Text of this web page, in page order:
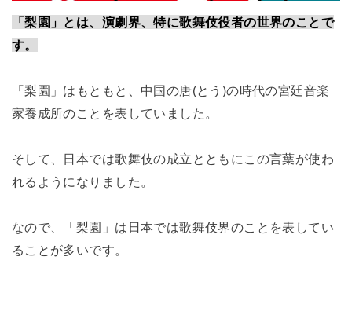
「梨園」とは、演劇界、特に歌舞伎役者の世界のことで
す。
「梨園」はもともと、中国の唐(とう)の時代の宮廷音楽
家養成所のことを表していました。
そして、日本では歌舞伎の成立とともにこの言葉が使わ
れるようになりました。
なので、「梨園」は日本では歌舞伎界のことを表してい
ることが多いです。